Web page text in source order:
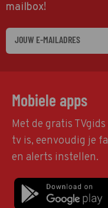
mailbox!
Mobiele apps
Met de gratis
tv is, eenvoudig je
en alerts instellen.